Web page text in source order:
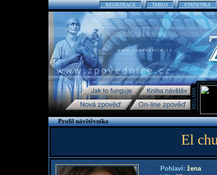
REGISTRACE TABLO STATISTIKA
Profil návštěvníka
El
Pohlaví: žena